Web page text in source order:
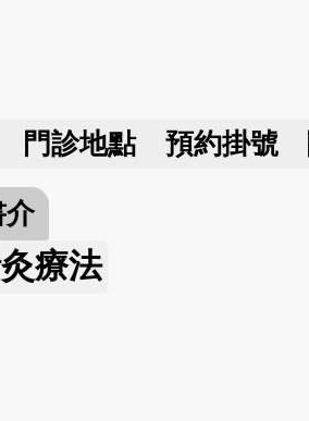
門診地點 預約掛號
介
療法